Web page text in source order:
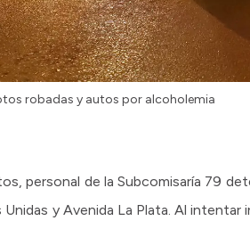
robadas y autos por alcoholemia
personal de la Subcomisaría 79
y Avenida La Plata. Al